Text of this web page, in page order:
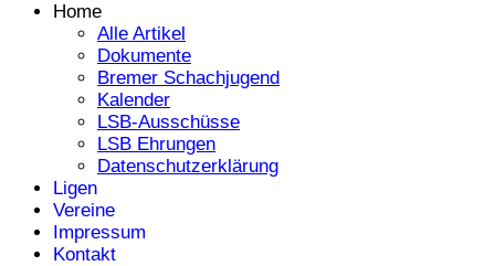
Home
Alle Artikel
Dokumente
Bremer Schachjugend
Kalender
LSB-Ausschüsse
LSB Ehrungen
Datenschutzerklärung
Ligen
Vereine
Impressum
Kontakt